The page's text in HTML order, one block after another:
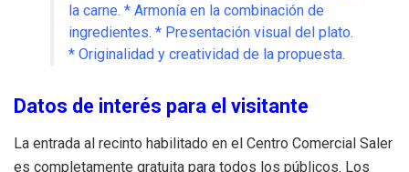
la carne. * Armonía en la combinación de
ingredientes. * Presentación visual del plato.
* Originalidad y creatividad de la propuesta.
Datos de interés para el visitante
La entrada al recinto habilitado en el Centro Comercial Saler
es completamente gratuita para todos los públicos. Los